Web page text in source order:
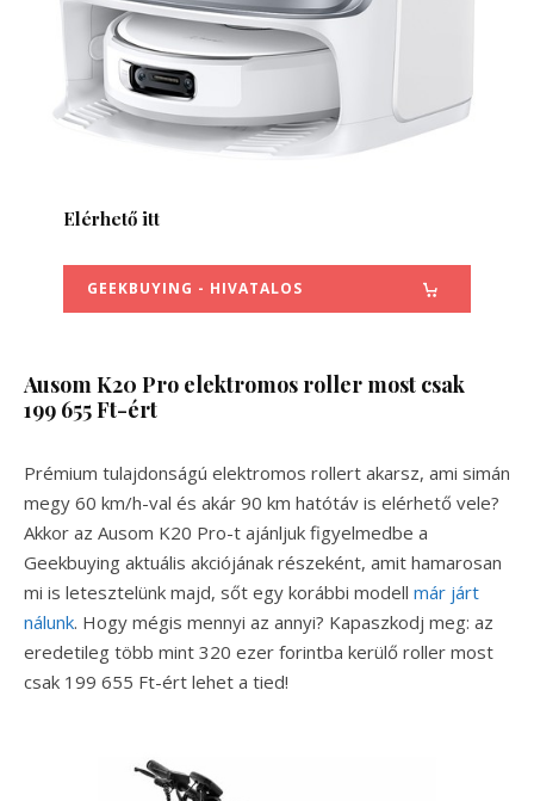
Elérhető itt
GEEKBUYING - HIVATALOS
Ausom K20 Pro elektromos roller most csak
199 655 Ft-ért
Prémium tulajdonságú elektromos rollert akarsz, ami simán
megy 60 km/h-val és akár 90 km hatótáv is elérhető vele?
Akkor az Ausom K20 Pro-t ajánljuk figyelmedbe a
Geekbuying aktuális akciójának részeként, amit hamarosan
mi is letesztelünk majd, sőt egy korábbi modell már járt
nálunk. Hogy mégis mennyi az annyi? Kapaszkodj meg: az
eredetileg több mint 320 ezer forintba kerülő roller most
csak 199 655 Ft-ért lehet a tied!